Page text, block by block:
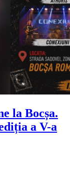
la Bocșa.
a V-a